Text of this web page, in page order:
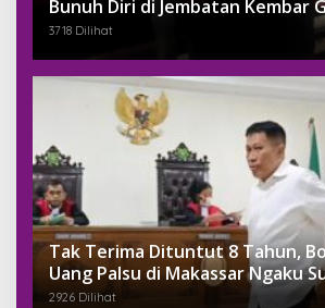
Bunuh Diri di Jembatan Kembar
3718 Dilihat
Tak Terima Dituntut 8 Tahun,
Uang Palsu di Makassar Ngaku
Jaksa Dengan Miliaran
2926 Dilihat